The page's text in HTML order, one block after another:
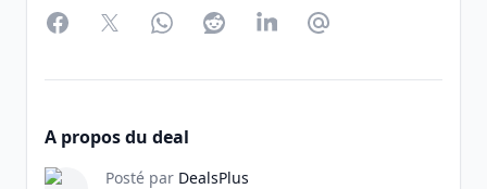
FacebookTwitterWhatsAppRedditLinkedInPartager par Email
A propos du deal
Posté par DealsPlus